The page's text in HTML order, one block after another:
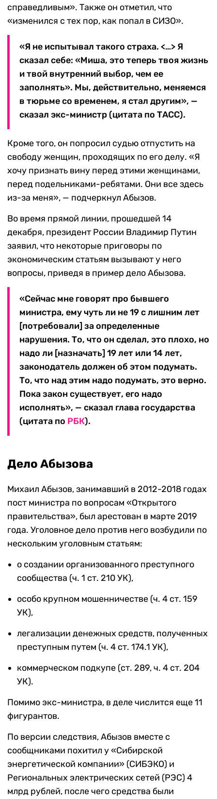
справедливым». Также он отметил, что
«изменился с тех пор, как попал в СИЗО».
«Я не испытывал такого страха. <…> Я
сказал себе: «Миша, это теперь твоя жизнь
и твой внутренний выбор, чем ее
заполнять». Мы, действительно, меняемся
в тюрьме со временем, я стал другим», —
сказал экс-министр (цитата по ТАСС).
Кроме того, он попросил судью отпустить на
свободу женщин, проходящих по его делу. «Я
хочу признать вину перед этими женщинами,
перед подельниками-ребятами. Они все здесь
из-за меня», — подчеркнул Абызов.
Во время прямой линии, прошедшей 14
декабря, президент России Владимир Путин
заявил, что некоторые приговоры по
экономическим статьям вызывают у него
вопросы, приведя в пример дело Абызова.
«Сейчас мне говорят про бывшего
министра, ему чуть ли не 19 с лишним лет
[потребовали] за определенные
нарушения. То, что он сделал, это плохо, но
надо ли [назначать] 19 лет или 14 лет,
законодатель должен об этом подумать.
То, что над этим надо подумать, это верно.
Пока закон существует, его надо
исполнять», — сказал глава государства
(цитата по РБК).
Дело Абызова
Михаил Абызов, занимавший в 2012-2018 годах
пост министра по вопросам «Открытого
правительства», был арестован в марте 2019
года. Уголовное дело против него возбудили по
нескольким уголовным статьям:
о создании организованного преступного
сообщества (ч. 1 ст. 210 УК),
особо крупном мошенничестве (ч. 4 ст. 159
УК),
легализации денежных средств, полученных
преступным путем (ч. 4 ст. 174.1 УК),
коммерческом подкупе (ст. 289, ч. 4 ст. 204
УК).
Помимо экс-министра, в деле числится еще 11
фигурантов.
По версии следствия, Абызов вместе с
сообщниками похитил у «Сибирской
энергетической компании» (СИБЭКО) и
Региональных электрических сетей (РЭС) 4
млрд рублей, после чего средства были